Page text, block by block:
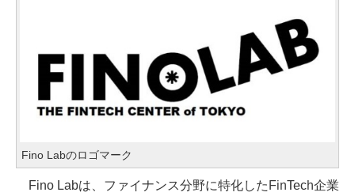
Fino Labのロゴマーク
Fino Labは、ファイナンス分野に特化したFinTech企業